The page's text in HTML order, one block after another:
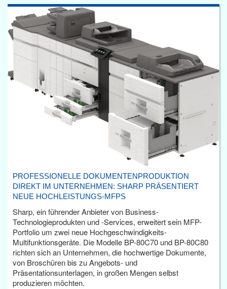
PROFESSIONELLE DOKUMENTENPRODUKTION
DIREKT IM UNTERNEHMEN: SHARP PRÄSENTIERT
NEUE HOCHLEISTUNGS-MFPS
Sharp, ein führender Anbieter von Business-
Technologieprodukten und -Services, erweitert sein MFP-
Portfolio um zwei neue Hochgeschwindigkeits-
Multifunktionsgeräte. Die Modelle BP-80C70 und BP-80C80
richten sich an Unternehmen, die hochwertige Dokumente,
von Broschüren bis zu Angebots- und
Präsentationsunterlagen, in großen Mengen selbst
produzieren möchten.